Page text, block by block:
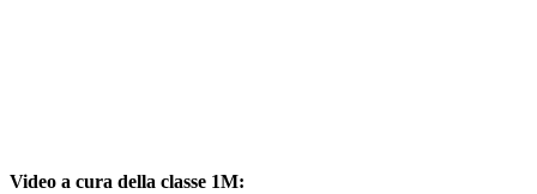
Video a cura della classe 1M: